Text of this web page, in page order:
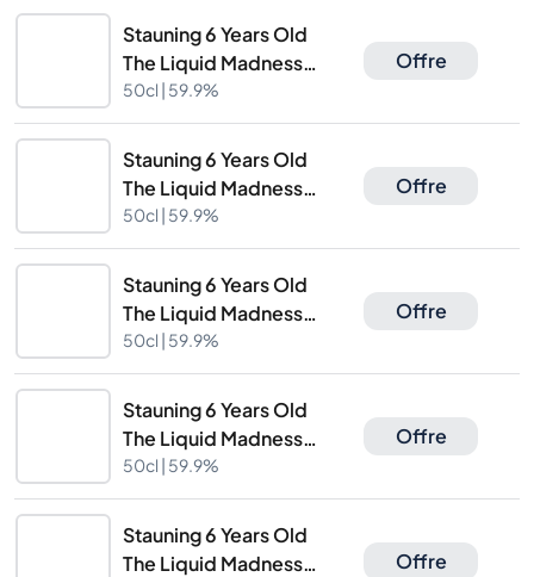
Stauning 6 Years Old
The Liquid Madness
The Caskhound
50cl | 59.9%
Offre
Stauning 6 Years Old
The Liquid Madness
The Caskhound
50cl | 59.9%
Offre
Stauning 6 Years Old
The Liquid Madness
The Caskhound
50cl | 59.9%
Offre
Stauning 6 Years Old
The Liquid Madness
The Caskhound
50cl | 59.9%
Offre
Stauning 6 Years Old
The Liquid Madness
Offre